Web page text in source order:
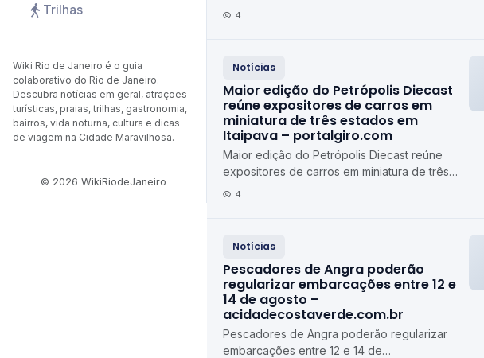
Trilhas
Wiki Rio de Janeiro é o guia
colaborativo do Rio de Janeiro.
Descubra notícias em geral, atrações
turísticas, praias, trilhas, gastronomia,
bairros, vida noturna, cultura e dicas
de viagem na Cidade Maravilhosa.
© 2026 WikiRiodeJaneiro
4
Notícias
Maior edição do Petrópolis Diecast
reúne expositores de carros em
miniatura de três estados em
Itaipava – portalgiro.com
Maior edição do Petrópolis Diecast reúne
expositores de carros em miniatura de três
estados em Itaipava portalgiro.com
4
Notícias
Pescadores de Angra poderão
regularizar embarcações entre 12 e
14 de agosto –
acidadecostaverde.com.br
Pescadores de Angra poderão regularizar
embarcações entre 12 e 14 de